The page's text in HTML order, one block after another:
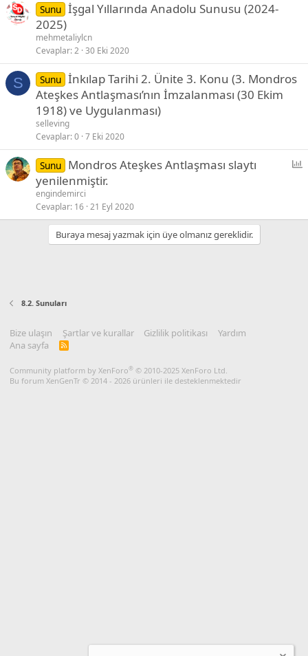
Sunu İşgal Yıllarında Anadolu Sunusu (2024-
2025)
mehmetaliylcn
Cevaplar 2 30 Eki 2020
S Sunu İnkılap Tarihi 2. Ünite 3. Konu (3. Mondros
Ateşkes Antlaşması’nın İmzalanması (30 Ekim
1918) ve Uygulanması)
selleving
Cevaplar 0 7 Eki 2020
Sunu Mondros Ateşkes Antlaşması slaytı
yenilenmiştir.
engindemirci
Cevaplar 16 21 Eyl 2020
Buraya mesaj yazmak için üye olmanız gereklidir.
8.2. Sunuları
Bize ulaşın Şartlar ve kurallar Gizlilik politikası
Yardım
Ana sayfa
R
Community platform by XenForo® © 2010-2025 XenForo Ltd.
Bu forum XenGenTr © 2014 - 2026 ürünleri ile desteklenmektedir